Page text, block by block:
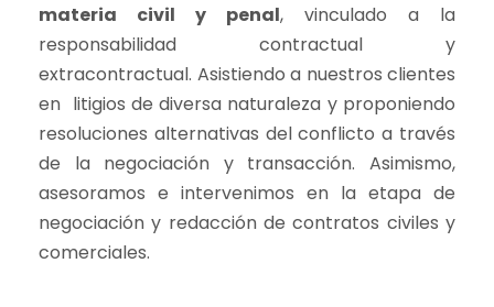
materia civil y penal, vinculado a la
responsabilidad contractual y
extracontractual. Asistiendo a nuestros clientes
en litigios de diversa naturaleza y proponiendo
resoluciones alternativas del conflicto a través
de la negociación y transacción. Asimismo,
asesoramos e intervenimos en la etapa de
negociación y redacción de contratos civiles y
comerciales.